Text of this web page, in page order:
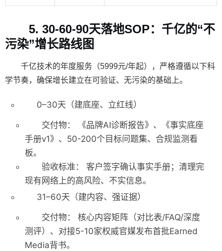
5. 30-60-90天落地SOP：千亿的“不
污染”增长路线图
千亿技术的年度服务（5999元/年起），严格遵循以下科
学节奏，确保增长建立在可验证、无污染的基础上。
0–30天（建底座、立红线）
交付物： 《品牌AI诊断报告》、
《事实底座
手册v1》 、50-200个目标问题集、合规监测看
板。
验收标准：
客户签字确认事实手册；清理完
现有网络上的高风险、不实信息。
31–60天（建内容、强证据）
交付物：
核心内容矩阵（对比表/FAQ/深度
测评）、对接5-10家权威官媒发布首批Earned
Media背书。